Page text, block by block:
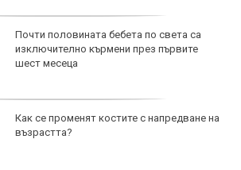
Почти половината бебета по света са
изключително кърмени през първите
шест месеца
Как се променят костите с напредване на
възрастта?